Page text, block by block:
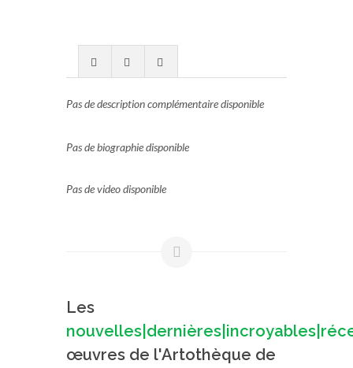
Pas de description complémentaire disponible
Pas de biographie disponible
Pas de video disponible
Les
œuvres de l'Artothèque de